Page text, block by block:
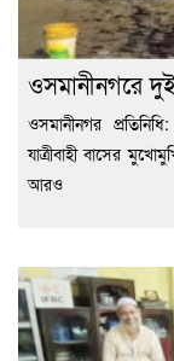
ওসমানীনগরে
ওসমানীনগর
যাত্রীবাহী বাসের
আরও